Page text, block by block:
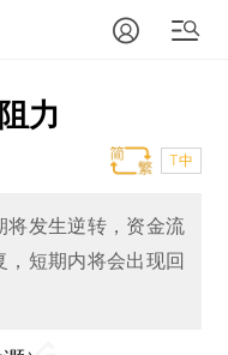
力
T中
将发生逆转，资金流
短期内将会出现回